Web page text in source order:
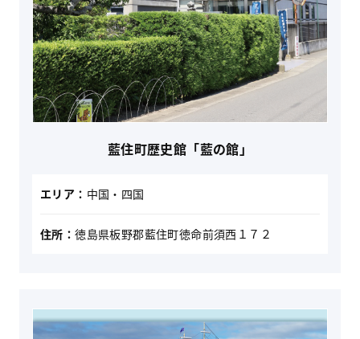
藍住町歴史館「藍の館」
エリア： 中国・四国
住所：徳島県板野郡藍住町徳命前須西１７２